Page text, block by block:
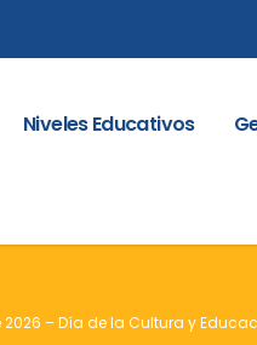
Niveles Educativos
2026 – Día de la Cultura y